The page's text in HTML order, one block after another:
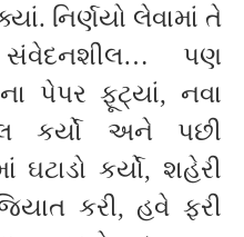
નિર્ણયો લેવામાં તે
પણ
પેપર ફૂટ્યાં, નવા
કર્યો અને પછી
ઘટાડો કર્યો, શહેરી
કરી, હવે ફરી